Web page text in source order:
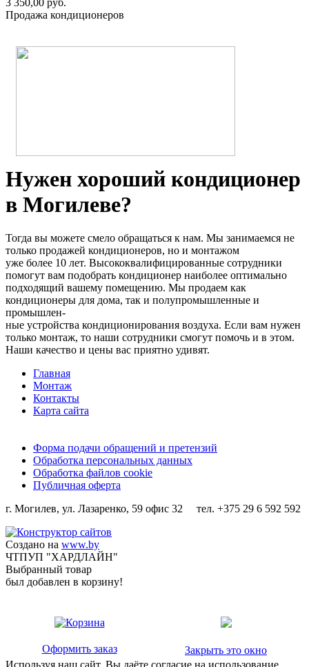
Продажа кондиционеров
Нужен хороший кондиционер
в Могилеве?
Тогда вы можете смело обращаться к нам. Мы занимаемся не
только продажей кондиционеров, но и монтажом
уже более 10 лет. Высококвалифицированные сотрудники
помогут вам подобрать кондиционер наиболее оптимально
подходящий вашему помещению. Мы продаем как
кондиционеры для дома, так и полупромышленные и
промышлен-
ные устройства кондиционирования воздуха. Если вам нужен
только монтаж, то наши сотрудники смогут помочь и в этом.
Наши качество и цены вас приятно удивят.
Главная
Монтаж
Контакты
Карта сайта
Форма подачи обращений и претензий
Обработка персональных данных
Обработка файлов cookie
Публичная оферта
г. Могилев, ул. Лазаренко, 59 офис 32 тел. +375 29 6 592 592
Создано на www.by
ЧТПУП "ХАРДЛАЙН"
Выбранный товар
был добавлен в корзину!
Оформить заказ
Закрыть это окно